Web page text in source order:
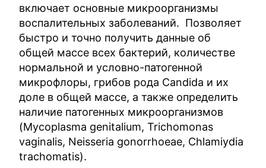
включает основные микроорганизмы
воспалительных заболеваний. Позволяет
быстро и точно получить данные об
общей массе всех бактерий, количестве
нормальной и условно-патогенной
микрофлоры, грибов рода Candida и их
доле в общей массе, а также определить
наличие патогенных микроорганизмов
(Mycoplasma genitalium, Trichomonas
vaginalis, Neisseria gonorrhoeae, Chlamiydia
trachomatis).